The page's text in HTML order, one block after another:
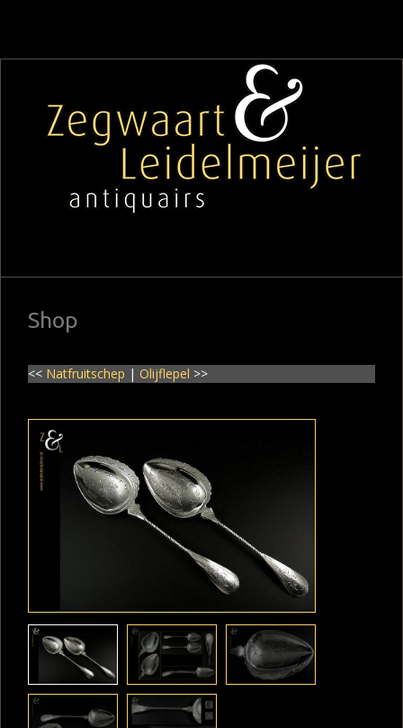
Shop
<< Natfruitschep | Olijflepel >>